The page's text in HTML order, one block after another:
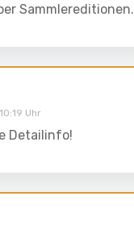
Sammlereditionen.
Uhr
Detailinfo!